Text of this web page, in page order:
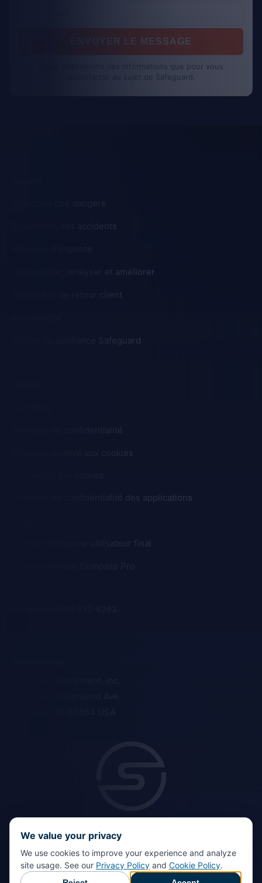
ENVOYER LE MESSAGE
Nous n'utiliserons ces informations que pour vous
recontacter au sujet de Safeguard.
Prévention des accidents
Documenter, analyser et améliorer
Formulaire de retour client
Centre de confiance Safeguard
Politique relative aux cookies
Politique de confidentialité des applications
Contrat de licence utilisateur final
Copyright © 2026 Safeguard Equipment. Tous droits
We value your privacy
We use cookies to improve your experience and analyze
site usage. See our Privacy Policy and Cookie Policy.